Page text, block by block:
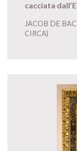
cacciata
JACOB DE
CIRCA)